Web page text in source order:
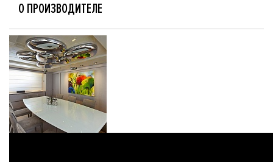
О ПРОИЗВОДИТЕЛЕ